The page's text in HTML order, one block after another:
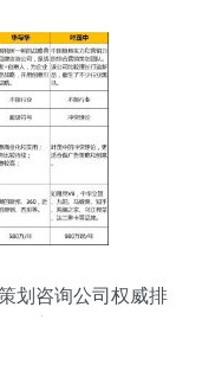
划咨询公司权威排